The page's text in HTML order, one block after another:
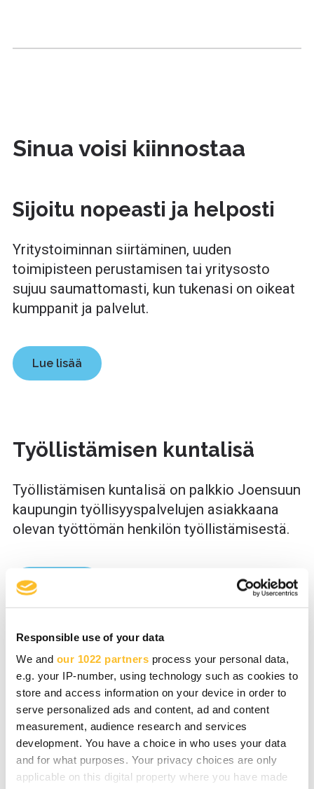
Responsible use of your data
We and our 1022 partners process your personal data,
e.g. your IP-number, using technology such as cookies to
store and access information on your device in order to
serve personalized ads and content, ad and content
measurement, audience research and services
development. You have a choice in who uses your data
and for what purposes. Your privacy choices are only
applicable on this digital property where you have made
Sinua voisi kiinnostaa
Sijoitu nopeasti ja helposti
Yritystoiminnan siirtäminen, uuden
toimipisteen perustamisen tai yritysosto
sujuu saumattomasti, kun tukenasi on oikeat
kumppanit ja palvelut.
Lue lisää
Työllistämisen kuntalisä
Työllistämisen kuntalisä on palkkio Joensuun
kaupungin työllisyyspalvelujen asiakkaana
olevan työttömän henkilön työllistämisestä.
Lue lisää
Tontit ja toimitilat
Tarvitseepa yrityksesi rakentamattoman
tontin, valmista teollisen mittakaavan
tuotantotilaa, modernin ja viihtyisän
toimiston tai työpisteen ensimmäiselle